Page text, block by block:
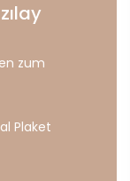
zum
Plaket